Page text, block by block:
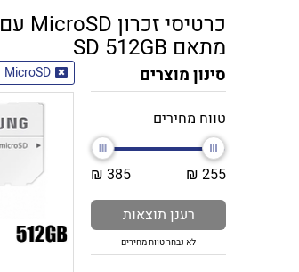
כרטיסי זכרון MicroSD עם
מתאם SD 512GB
סינון מוצרים
טווח מחירים
255 ₪
385 ₪
רענן תוצאות
לא נבחר טווח מחירים
MicroSD